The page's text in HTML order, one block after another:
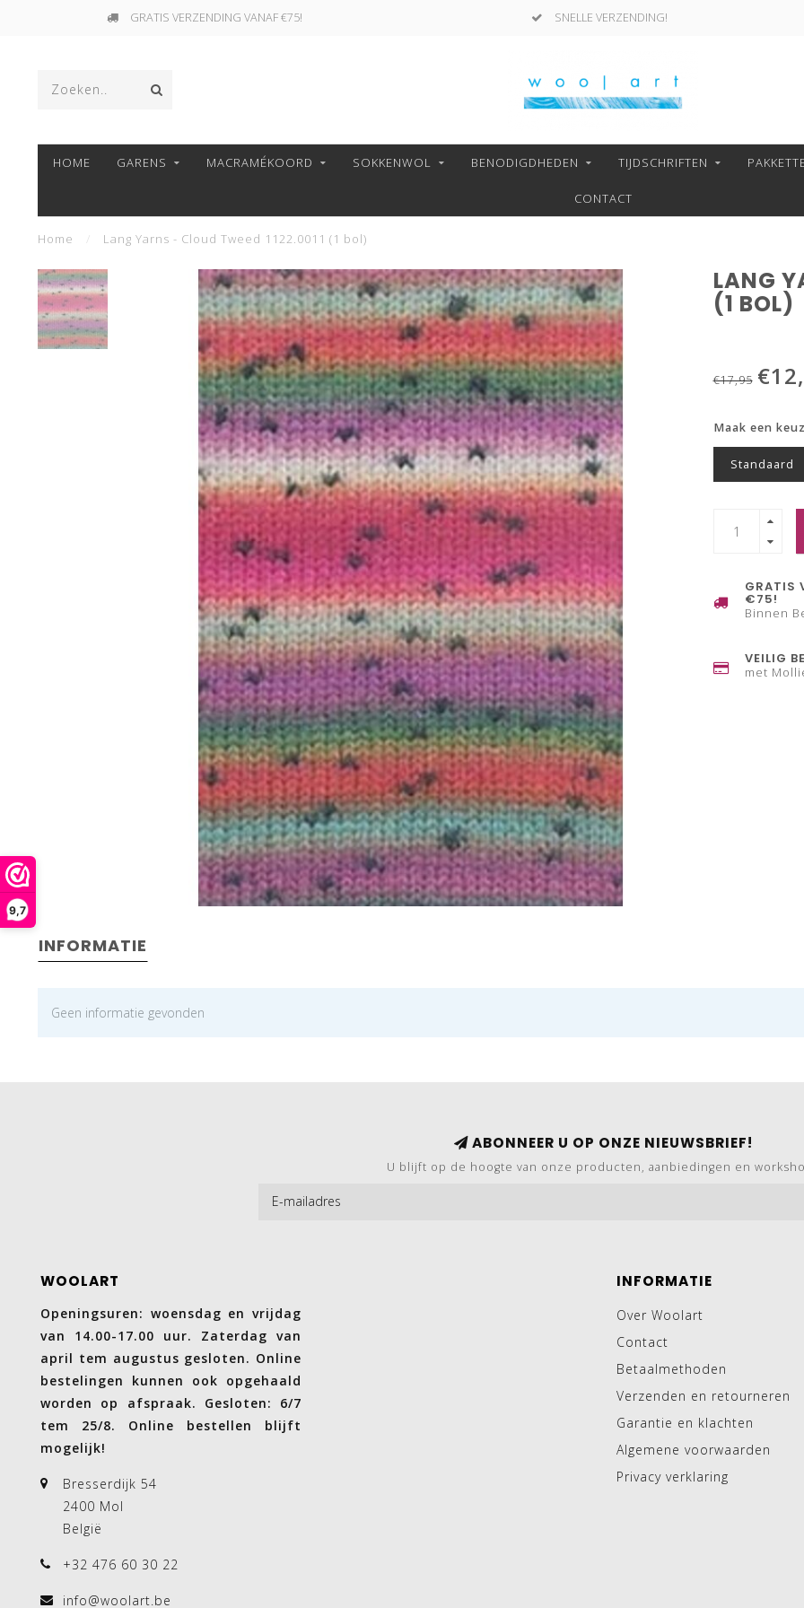
9,7
GRATIS VERZENDING VANAF €75! SNELLE VERZENDING!
HOME GARENS MACRAMÉKOORD SOKKENWOL BENODIGDHEDEN TIJDSCHRIFTEN
CONTACT
Home Lang Yarns - Cloud Tweed 1122.0011 (1 bol)
LANG
(1 BOL)
€17,95
Maak een
Standaard
GRATIS
€75!
Binnen
VEILIG
met
INFORMATIE
Geen informatie gevonden
ABONNEER U OP ONZE NIEUWSBRIEF!
U blijft op de hoogte van onze producten, aanbiedingen en
WOOLART
Openingsuren: woensdag en vrijdag
van 14.00-17.00 uur. Zaterdag van
april tem augustus gesloten. Online
bestelingen kunnen ook opgehaald
worden op afspraak. Gesloten: 6/7
tem 25/8. Online bestellen blijft
mogelijk!
Bresserdijk 54
2400 Mol
België
+32 476 60 30 22
info@woolart.be
INFORMATIE
Over Woolart
Contact
Betaalmethoden
Verzenden en retourneren
Garantie en klachten
Algemene voorwaarden
Privacy verklaring